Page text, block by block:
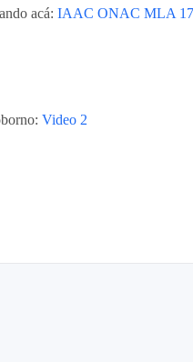
acá: IAAC ONAC MLA
Video 2